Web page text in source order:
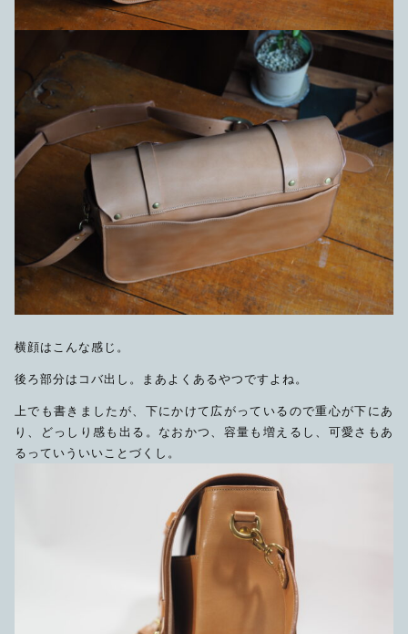
横顔はこんな感じ。
後ろ部分はコバ出し。まあよくあるやつですよね。
上でも書きましたが、下にかけて広がっているので重心が下にあ
り、どっしり感も出る。なおかつ、容量も増えるし、可愛さもあ
るっていういいことづくし。